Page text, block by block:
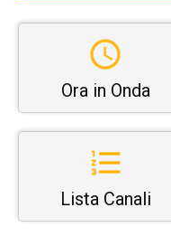
Ora in Onda
Lista Canali